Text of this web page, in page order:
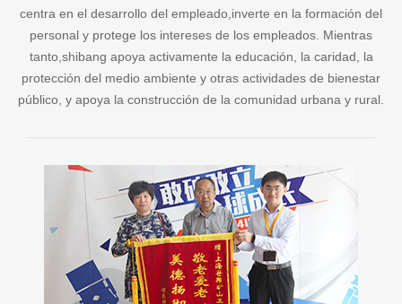
centra en el desarrollo del empleado,inverte en la formación del
personal y protege los intereses de los empleados. Mientras
tanto,shibang apoya activamente la educación, la caridad, la
protección del medio ambiente y otras actividades de bienestar
público, y apoya la construcción de la comunidad urbana y rural.